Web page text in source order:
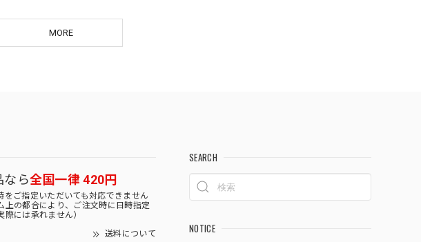
MORE
なら全国一律 420円
ご指定いただいても対応できません
上の都合により、ご注文時に日時指定
には承れません）
送料について
SEARCH
NOTICE